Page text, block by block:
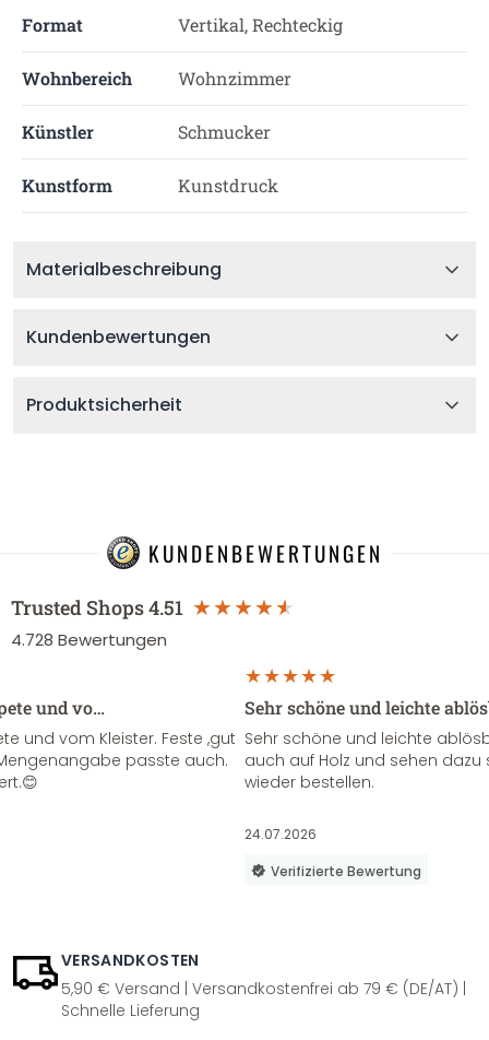
Format Vertikal, Rechteckig
Wohnbereich Wohnzimmer
Künstler Schmucker
Kunstform Kunstdruck
Materialbeschreibung
Kundenbewertungen
Produktsicherheit
KUNDENBEWERTUNGEN
Trusted Shops4.51
4.728 Bewertungen
und vo…
und vom Kleister. Feste ,gut
passte auch.
Sehr schöne und leichte
Sehr schöne und leichte
auch auf Holz und sehen
wieder bestellen.
24.07.2026
Verifizierte Bewertung
VERSANDKOSTEN
5,90 € Versand | Versandkostenfrei ab 79 € (DE/AT) |
Schnelle Lieferung